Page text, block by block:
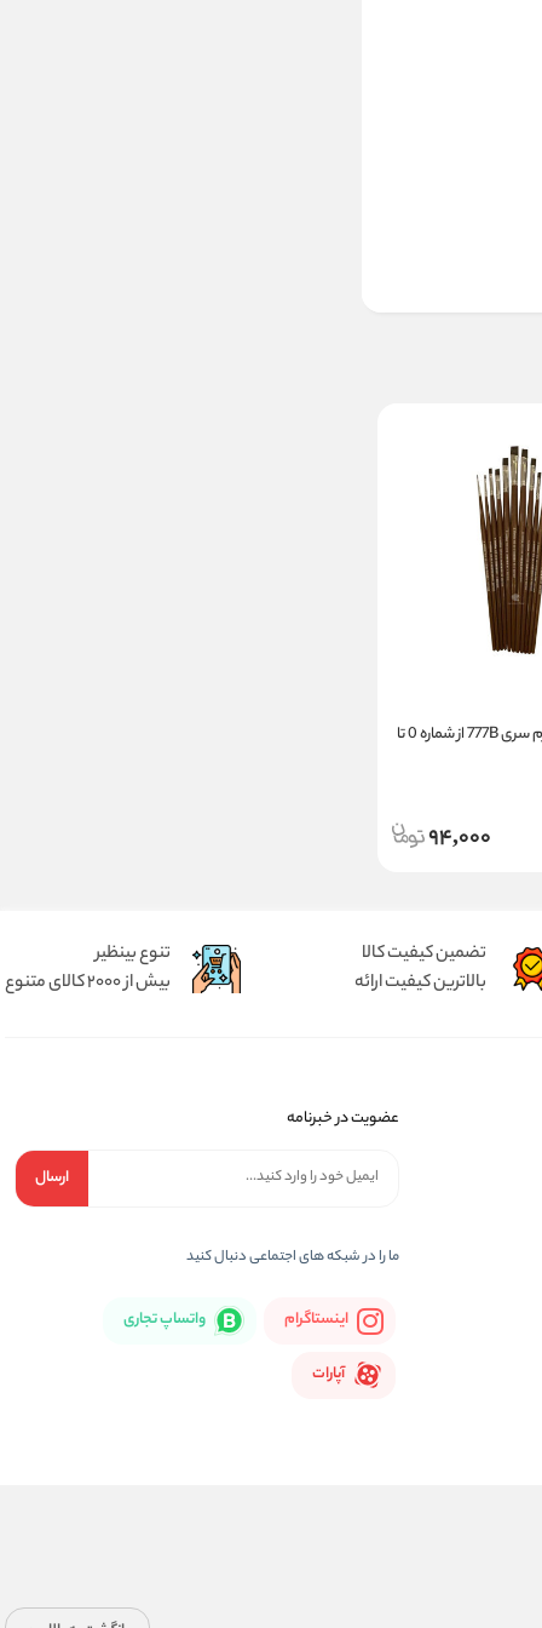
قلمو سر تخت خرم سری 777B از شماره 0 تا
94,000
تضمین کیفیت کالا
بالاترین کیفیت ارائه
تنوع بینظیر
بیش از 2000 کالای متنوع
عضویت در خبرنامه
ارسال
ما را در شبكه های اجتماعی دنبال کنید
اینستاگرام واتساپ تجاری
آپارات